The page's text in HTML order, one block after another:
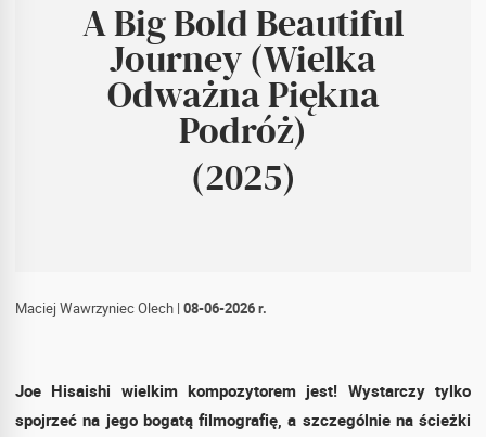
A Big Bold Beautiful
Journey (Wielka
Odważna Piękna
Podróż)
(2025)
Maciej Wawrzyniec Olech | 08-06-2026 r.
Joe Hisaishi wielkim kompozytorem jest! Wystarczy tylko
spojrzeć na jego bogatą filmografię, a szczególnie na ścieżki